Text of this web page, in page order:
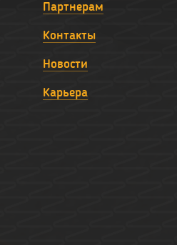
Партнерам
Контакты
Новости
Карьера